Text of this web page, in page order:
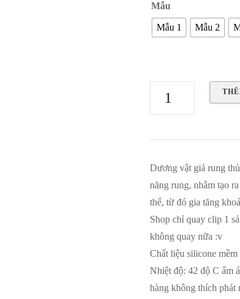
là:
Mẫu
Mẫu 1 Mẫu 2
rung
ngoáy
phát
nhiệt
số
lượng
Dương vật giả rung
năng rung, nhằm tạo
thể, từ đó gia tăng
Shop chỉ quay clip 1
không quay nữa :v
Chất liệu silicone mềm
Nhiệt độ: 42 độ C ấm
hàng không thích